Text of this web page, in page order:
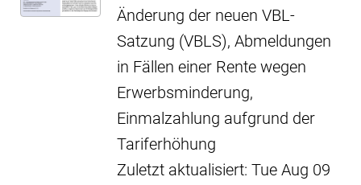
Änderung der neuen VBL-
Satzung (VBLS), Abmeldungen
in Fällen einer Rente wegen
Erwerbsminderung,
Einmalzahlung aufgrund der
Tariferhöhung
Zuletzt aktualisiert: Tue Aug 09